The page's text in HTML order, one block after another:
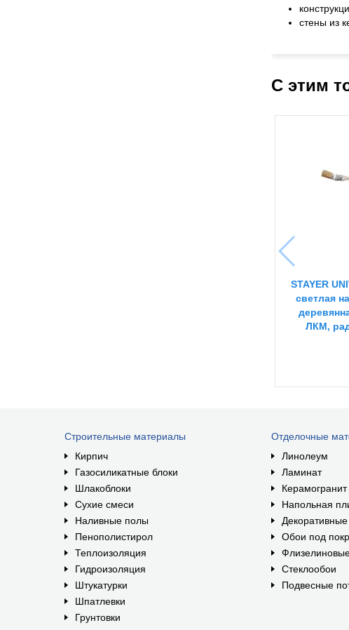
стены из
С этим
STAYER
светлая
ЛКМ,
Строительные материалы
Кирпич
Газосиликатные блоки
Шлакоблоки
Сухие смеси
Наливные полы
Пенополистирол
Теплоизоляция
Гидроизоляция
Штукатурки
Шпатлевки
Грунтовки
Отделочные
Линолеум
Ламинат
Керамогранит
Напольная
Декоративные
Обои под
Стеклообои
Подвесные